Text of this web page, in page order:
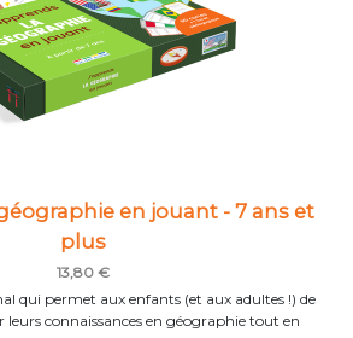
en jouant - 7 ans et
plus
13,80 €
qui permet aux enfants (et aux adultes !) de
leurs connaissances en géographie tout en